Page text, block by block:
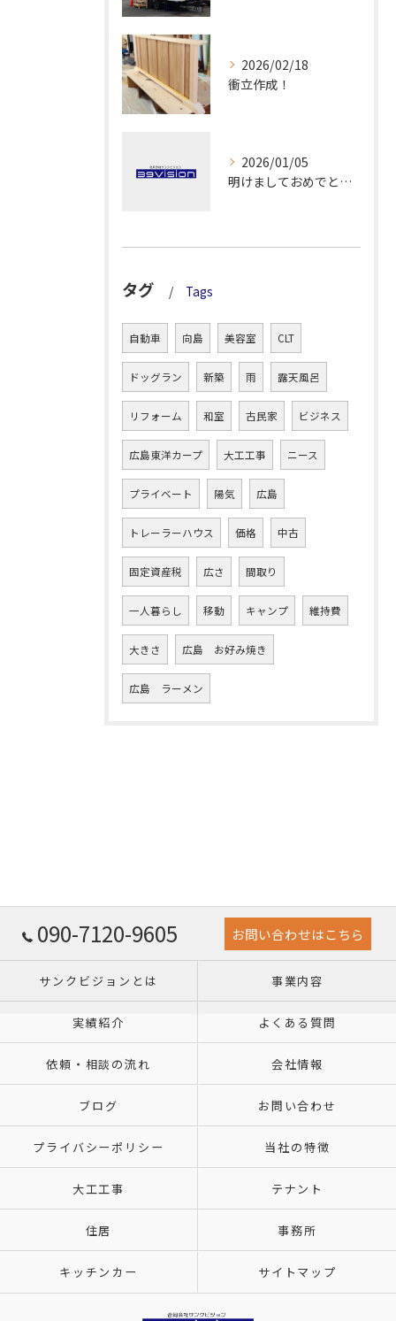
2026/02/18
衝立作成！
2026/01/05
明けましておめでとうございます！
タグ Tags
自動車 向島 美容室 CLT
ドッグラン 新築 雨 露天風呂
リフォーム 和室 古民家 ビジネス
広島東洋カープ 大工工事 ニース
プライベート 陽気 広島
トレーラーハウス 価格 中古
固定資産税 広さ 間取り
一人暮らし 移動 キャンプ 維持費
大きさ 広島 お好み焼き
広島 ラーメン
090-7120-9605 お問い合わせはこちら
サンクビジョンとは 事業内容
実績紹介 よくある質問
依頼・相談の流れ 会社情報
ブログ お問い合わせ
プライバシーポリシー 当社の特徴
大工工事 テナント
住居 事務所
キッチンカー サイトマップ